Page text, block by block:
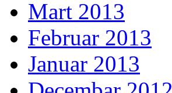
Mart 2013
Februar 2013
Januar 2013